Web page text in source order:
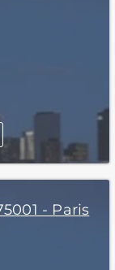
- Paris